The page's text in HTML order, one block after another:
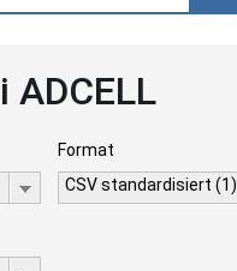
Format
CSV standardisiert (1)